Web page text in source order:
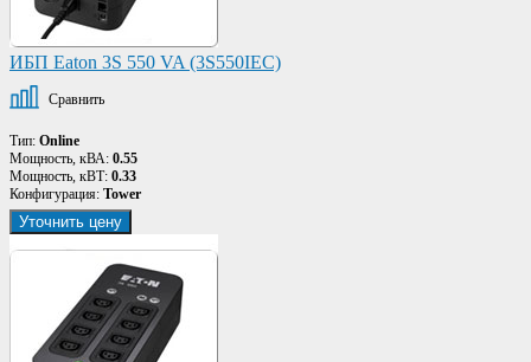
ИБП Eaton 3S 550 VA (3S550IEC)
Сравнить
Тип: Online
Мощность, кВА: 0.55
Мощность, кВТ: 0.33
Конфигурация: Tower
Уточнить цену